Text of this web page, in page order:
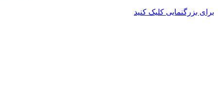
برای بزرگنمایی کلیک کنید